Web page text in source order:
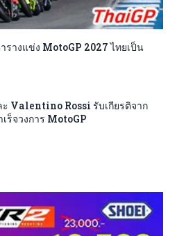
างแข่ง MotoGP 2027 ไทยเป็น
Valentino Rossi รับเกียรติจาก
ร็จวงการ MotoGP